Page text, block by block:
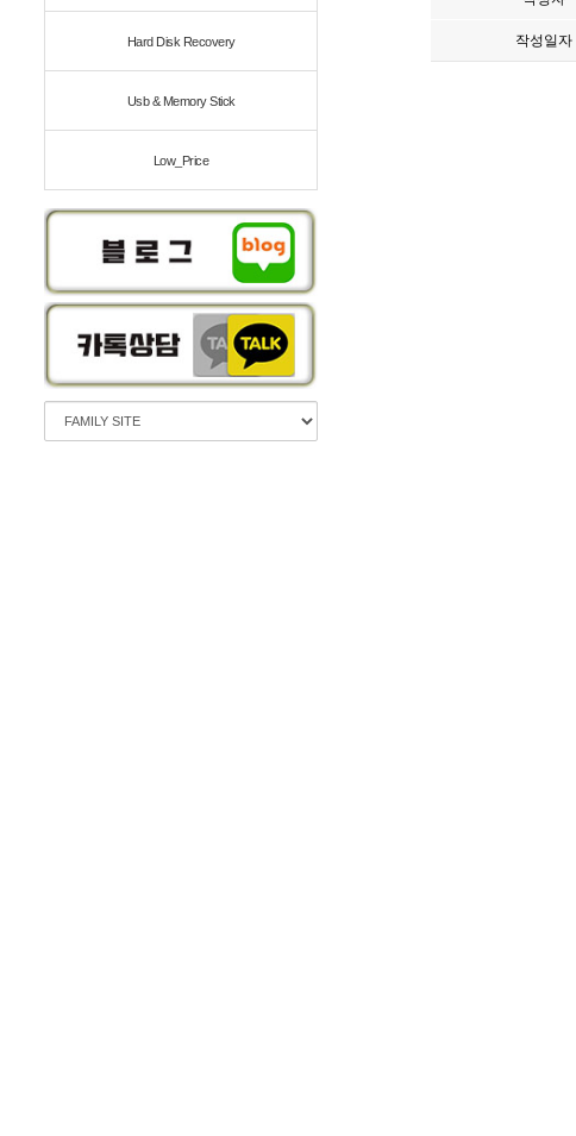
Hard Disk Recovery
Usb & Memory Stick
Low_Price
작성일자